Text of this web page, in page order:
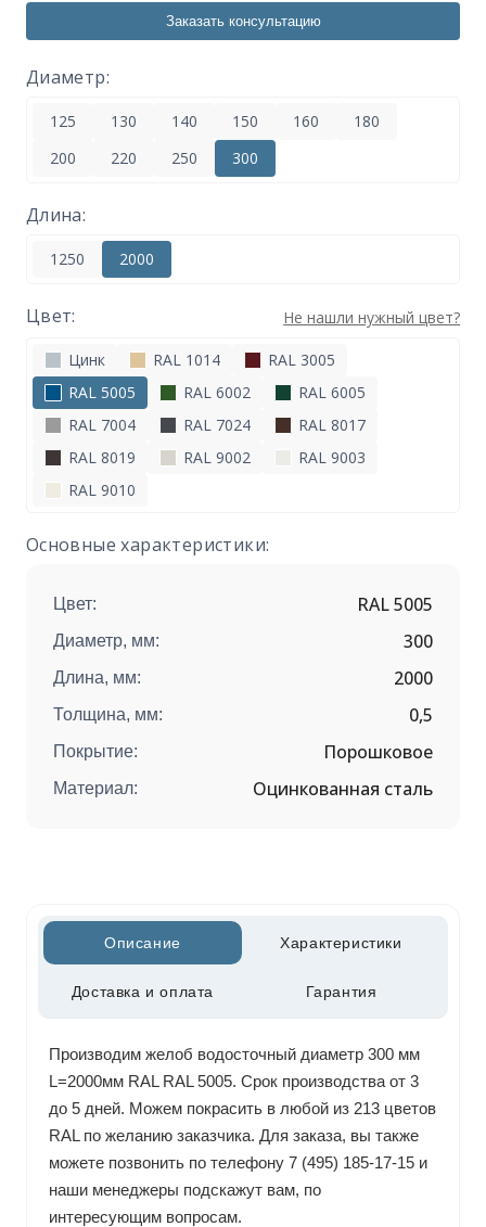
Заказать консультацию
Диаметр:
125 130 140 150 160
180
200
220 250 300
Длина:
1250 2000
Цвет: Не нашли нужный цвет?
Цинк RAL 1014
RAL 3005
RAL 5005
RAL 6002
RAL 6005
RAL 7004
RAL 7024
RAL 8017
RAL 8019
RAL 9002
RAL 9003
RAL 9010
Основные характеристики:
Цвет: RAL 5005
Диаметр, мм: 300
Длина, мм: 2000
Толщина, мм: 0,5
Покрытие: Порошковое
Материал: Оцинкованная сталь
Описание Характеристики
Доставка и оплата Гарантия
Производим желоб водосточный диаметр 300 мм
L=2000мм RAL RAL 5005. Срок производства от 3
до 5 дней. Можем покрасить в любой из 213 цветов
RAL по желанию заказчика. Для заказа, вы также
можете позвонить по телефону 7 (495) 185-17-15 и
наши менеджеры подскажут вам, по
интересующим вопросам.